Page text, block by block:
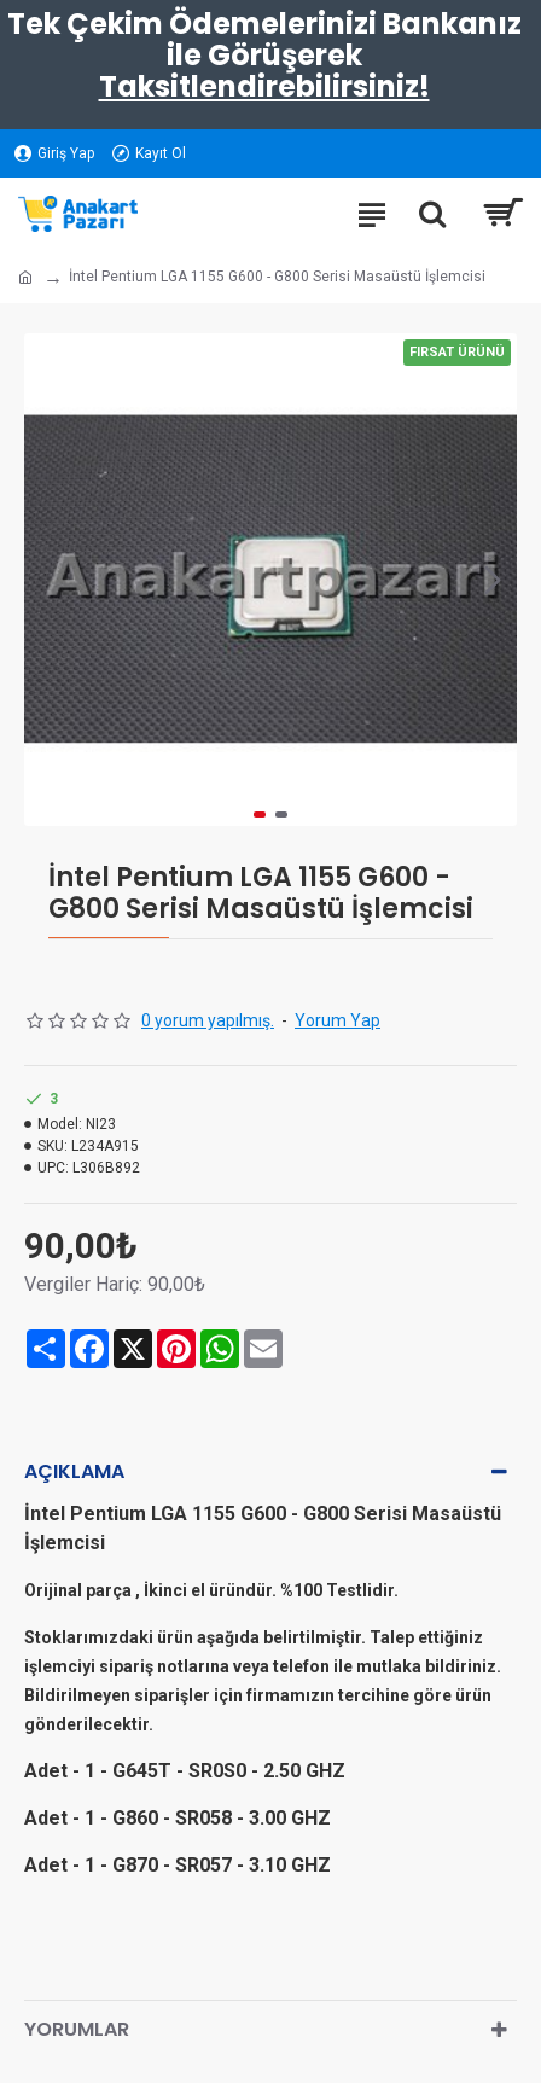
Tek Çekim Ödemelerinizi Bankanız
ile Görüşerek
Taksitlendirebilirsiniz!
Giriş Yap Kayıt Ol
İntel Pentium LGA 1155 G600 - G800 Serisi Masaüstü İşlemcisi
FIRSAT ÜRÜNÜ
İntel Pentium LGA 1155 G600 -
G800 Serisi Masaüstü İşlemcisi
0 yorum yapılmış. - Yorum Yap
90,00₺
Vergiler Hariç: 90,00₺
3
Model: NI23
SKU: L234A915
UPC: L306B892
Share Facebook
X PinterestWhatsApp
AÇIKLAMA
İntel Pentium LGA 1155 G600 - G800 Serisi Masaüstü
İşlemcisi
Orijinal parça , İkinci el üründür. %100 Testlidir.
Stoklarımızdaki ürün aşağıda belirtilmiştir. Talep ettiğiniz
işlemciyi sipariş notlarına veya telefon ile mutlaka bildiriniz.
Bildirilmeyen siparişler için firmamızın tercihine göre ürün
gönderilecektir.
Adet - 1 - G645T - SR0S0 - 2.50 GHZ
Adet - 1 - G860 - SR058 - 3.00 GHZ
Adet - 1 - G870 - SR057 - 3.10 GHZ
YORUMLAR